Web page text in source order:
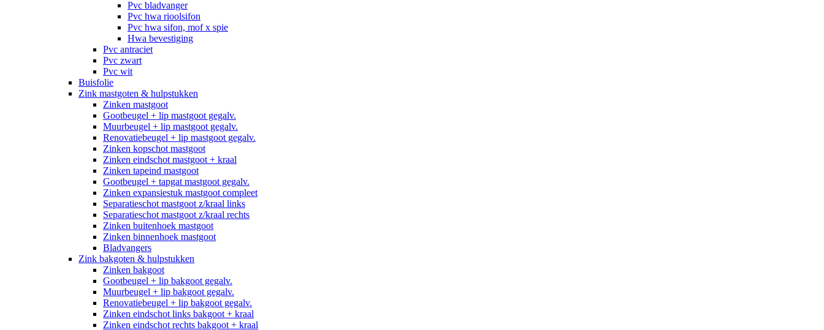
Pvc bladvanger
Pvc hwa rioolsifon
Pvc hwa sifon, mof x spie
Hwa bevestiging
Pvc antraciet
Pvc zwart
Pvc wit
Buisfolie
Zink mastgoten & hulpstukken
Zinken mastgoot
Gootbeugel + lip mastgoot gegalv.
Muurbeugel + lip mastgoot gegalv.
Renovatiebeugel + lip mastgoot gegalv.
Zinken kopschot mastgoot
Zinken eindschot mastgoot + kraal
Zinken tapeind mastgoot
Gootbeugel + tapgat mastgoot gegalv.
Zinken expansiestuk mastgoot compleet
Separatieschot mastgoot z/kraal links
Separatieschot mastgoot z/kraal rechts
Zinken buitenhoek mastgoot
Zinken binnenhoek mastgoot
Bladvangers
Zink bakgoten & hulpstukken
Zinken bakgoot
Gootbeugel + lip bakgoot gegalv.
Muurbeugel + lip bakgoot gegalv.
Renovatiebeugel + lip bakgoot gegalv.
Zinken eindschot links bakgoot + kraal
Zinken eindschot rechts bakgoot + kraal